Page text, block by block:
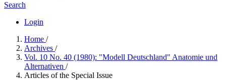
Search
Login
Home /
Archives /
Vol. 10 No. 40 (1980): "Modell Deutschland" Anatomie und
Alternativen /
Articles of the Special Issue